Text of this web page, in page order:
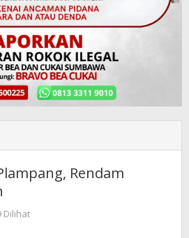
Terjang
Plampang,
Rendam
Ratusan
Rumah
Rendam
Dilihat